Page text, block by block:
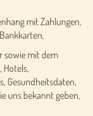
mit Zahlungen,
mit dem
Gesundheitsdaten,
uns bekannt geben,